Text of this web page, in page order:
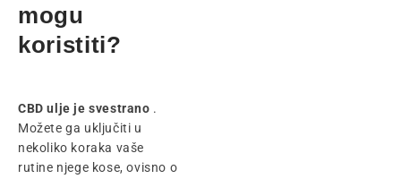
mogu
koristiti?
CBD ulje je svestrano .
Možete ga uključiti u
nekoliko koraka vaše
rutine njege kose, ovisno o